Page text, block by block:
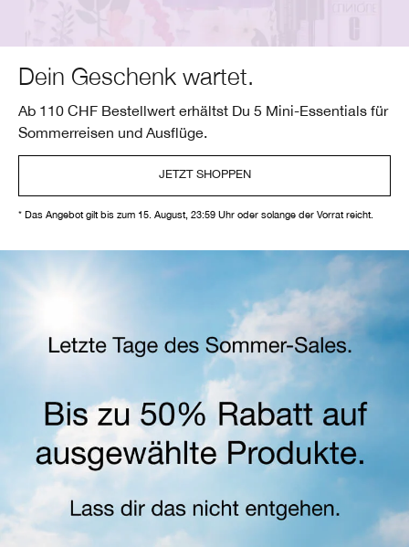
Dein Geschenk wartet.
Ab 110 CHF Bestellwert erhältst Du 5 Mini-Essentials für
Sommerreisen und Ausflüge.
JETZT SHOPPEN
* Das Angebot gilt bis zum 15. August, 23:59 Uhr oder solange der Vorrat reicht.